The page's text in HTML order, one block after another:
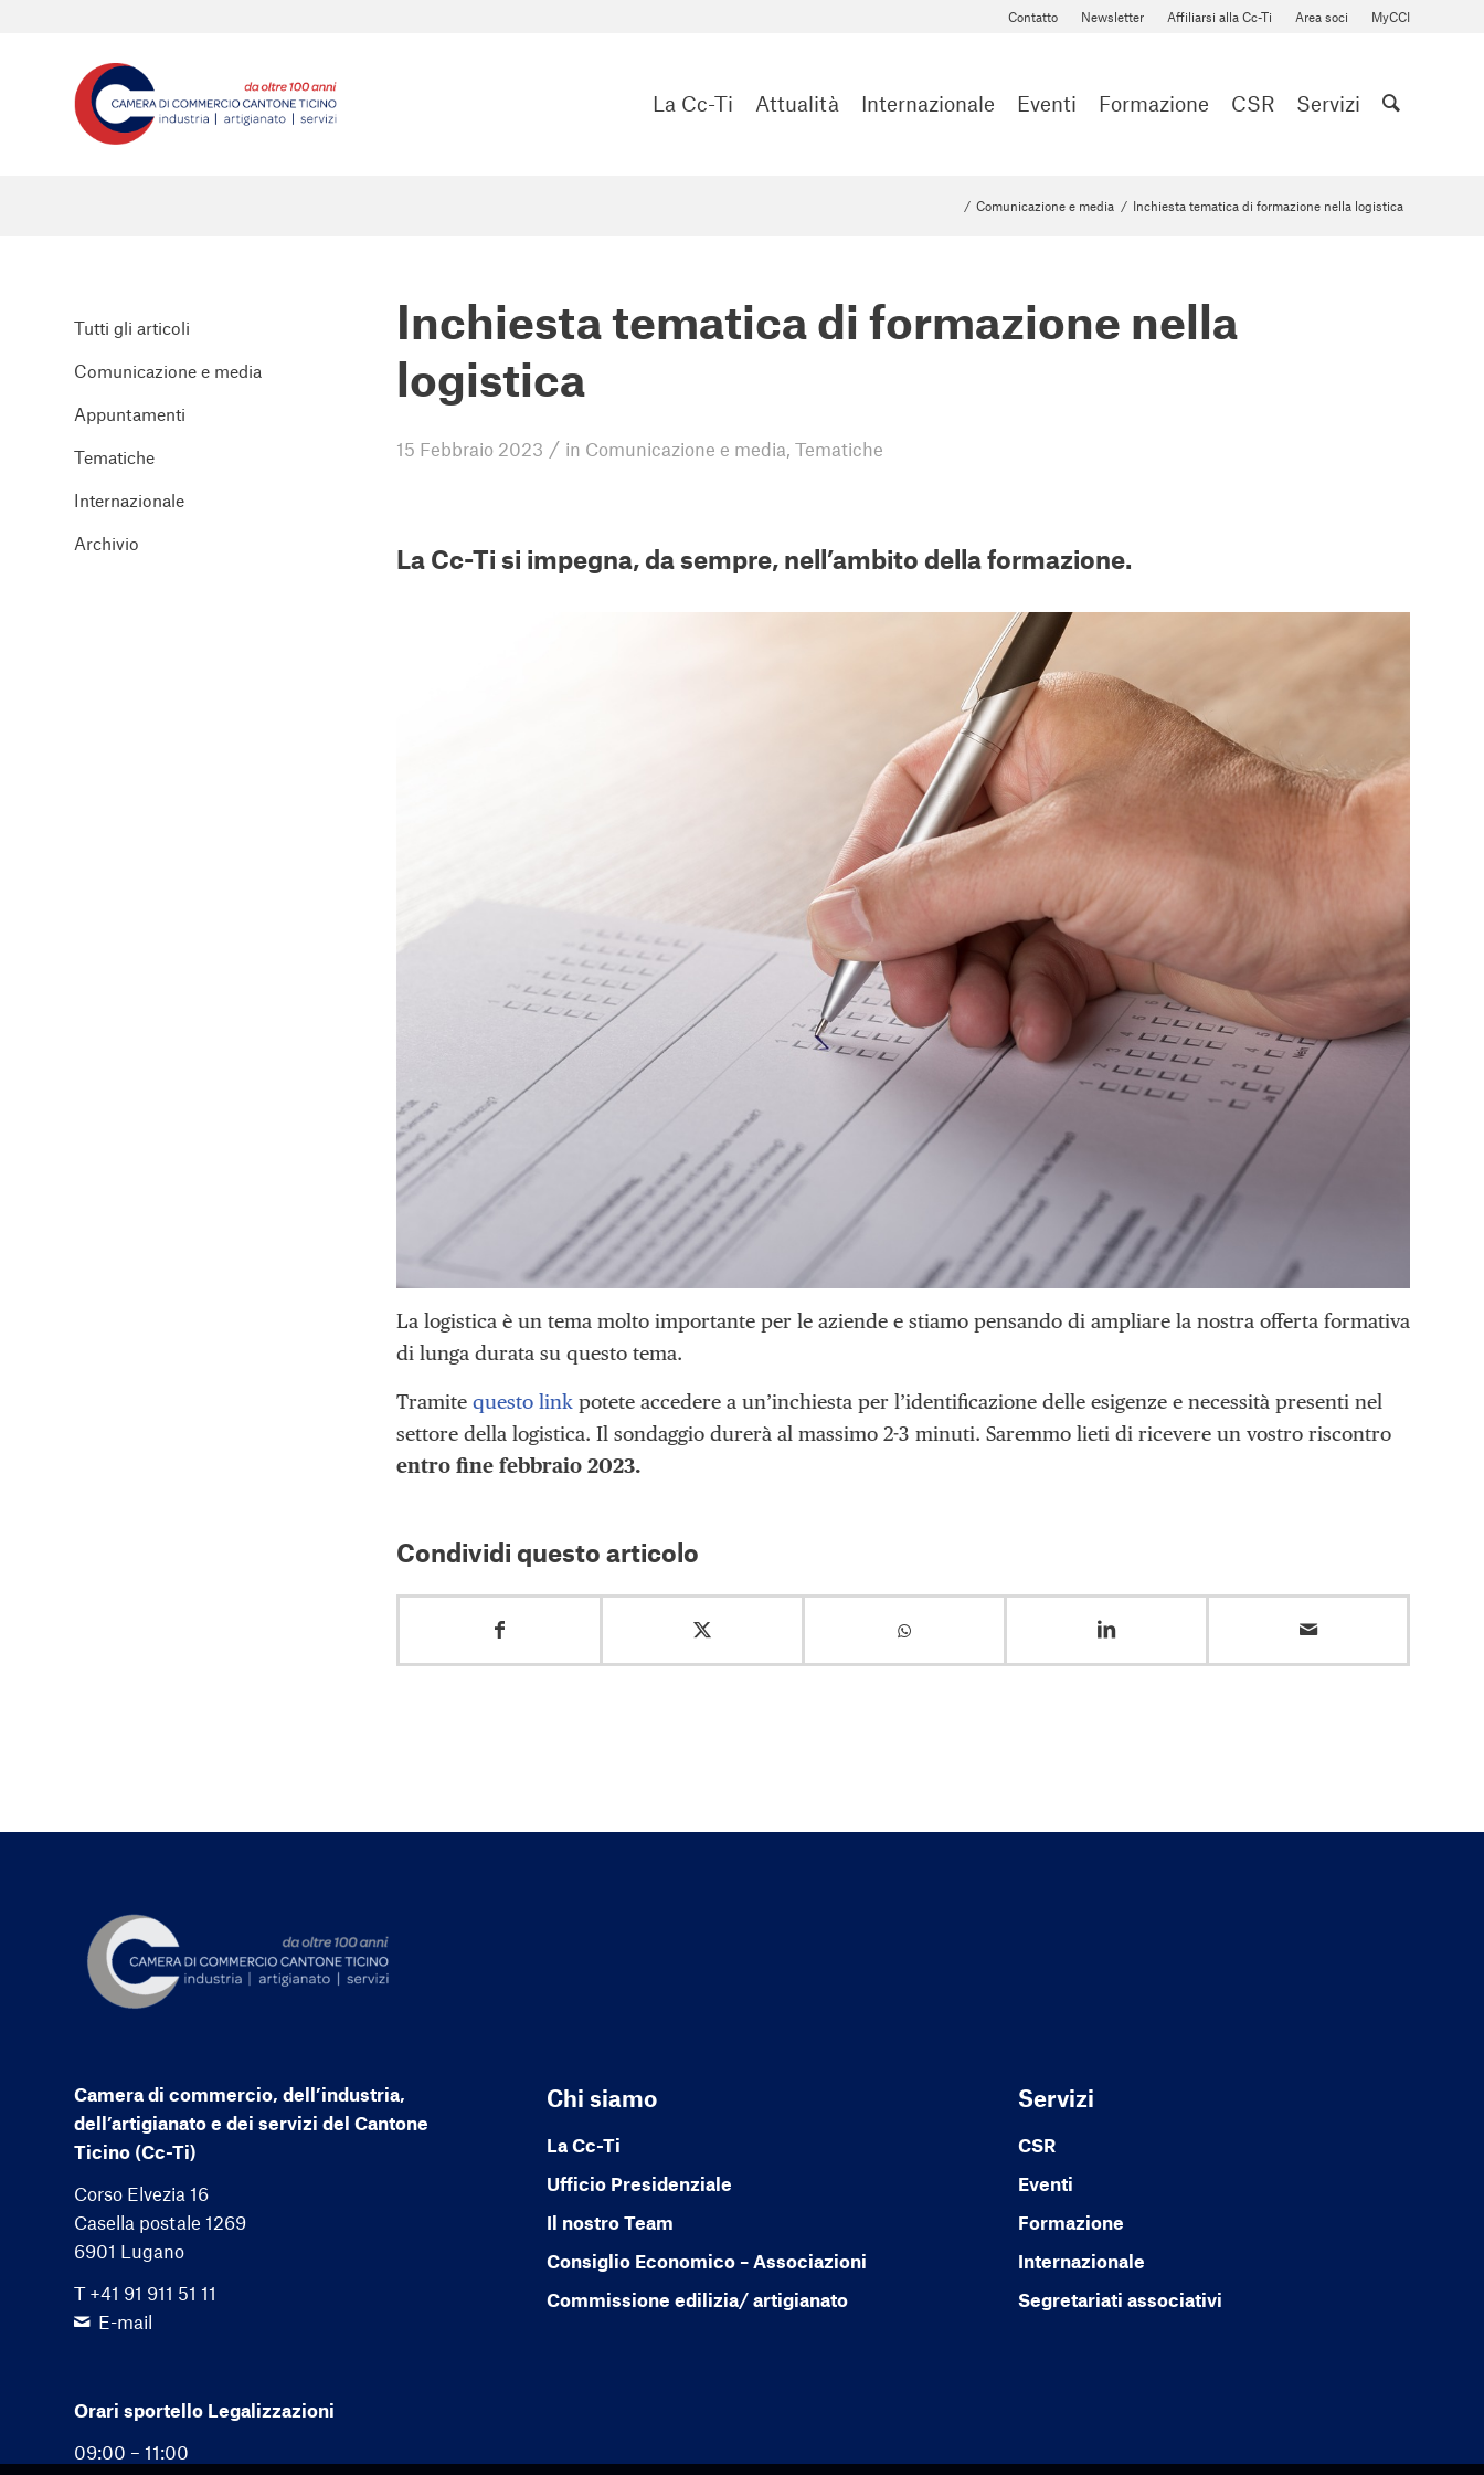
Contatto Newsletter Affiliarsi alla Cc-Ti Area soci MyCCI
La Cc-Ti Attualità Internazionale Eventi Formazione CSR Servizi
/ Comunicazione e media / Inchiesta tematica di formazione nella logistica
Inchiesta tematica di formazione nella
logistica
15 Febbraio 2023 / in Comunicazione e media, Tematiche
La Cc-Ti si impegna, da sempre, nell’ambito della formazione.
La logistica è un tema molto importante per le aziende e stiamo pensando di ampliare la nostra offerta formativa
di lunga durata su questo tema.
Tramite questo link potete accedere a un’inchiesta per l’identificazione delle esigenze e necessità presenti nel
settore della logistica. Il sondaggio durerà al massimo 2-3 minuti. Saremmo lieti di ricevere un vostro riscontro
entro fine febbraio 2023.
Condividi questo articolo
Tutti gli articoli
Comunicazione e media
Appuntamenti
Tematiche
Internazionale
Archivio
Camera di commercio, dell’industria,
dell’artigianato e dei servizi del Cantone
Ticino (Cc-Ti)
Corso Elvezia 16
Casella postale 1269
6901 Lugano
T +41 91 911 51 11
E-mail
Chi siamo
La Cc-Ti
Ufficio Presidenziale
Il nostro Team
Consiglio Economico – Associazioni
Commissione edilizia/ artigianato
Servizi
CSR
Eventi
Formazione
Internazionale
Segretariati associativi
Orari sportello Legalizzazioni
09:00 – 11:00